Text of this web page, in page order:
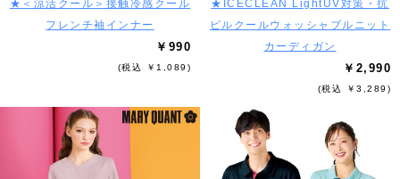
★＜涼活クール＞接触冷感クール
フレンチ袖インナー
￥990
(税込 ￥1,089)
★ICECLEAN LightUV対策・抗
ピルクールウォッシャブルニット
カーディガン
￥2,990
(税込 ￥3,289)